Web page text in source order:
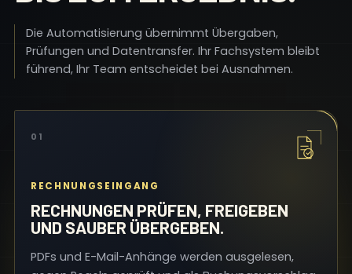
Die Automatisierung übernimmt Übergaben,
Prüfungen und Datentransfer. Ihr Fachsystem bleibt
führend, Ihr Team entscheidet bei Ausnahmen.
01
RECHNUNGSEINGANG
RECHNUNGEN PRÜFEN, FREIGEBEN
UND SAUBER ÜBERGEBEN.
PDFs und E-Mail-Anhänge werden ausgelesen,